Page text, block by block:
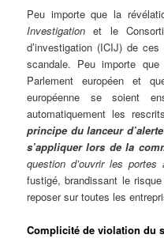
Peu importe que la
Investigationet le
d’investigation (ICIJ) de
scandale. Peu importe
Parlement européen et
européenne se soient
automatiquement les
principe du lanceur
s’appliquer lors de la
question d’ouvrir les
fustigé, brandissant le
reposer sur toutes les
Complicité de violation du